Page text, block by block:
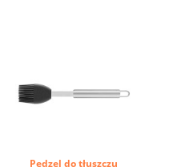
Pędzel do tłuszczu